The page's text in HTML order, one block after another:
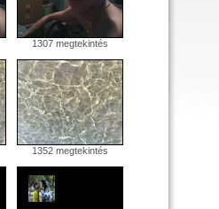
1307 megtekintés
1352 megtekintés